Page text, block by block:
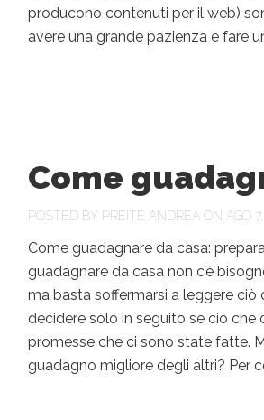
producono contenuti per il web)
avere una grande pazienza e fare
Come
POSTED BY PREITE ANDREA ON AGO
Come guadagnare da casa:
guadagnare da casa non c’è
ma basta soffermarsi a leggere ciò
decidere solo in seguito se ciò che
promesse che ci sono state fatte.
guadagno migliore degli altri? Per